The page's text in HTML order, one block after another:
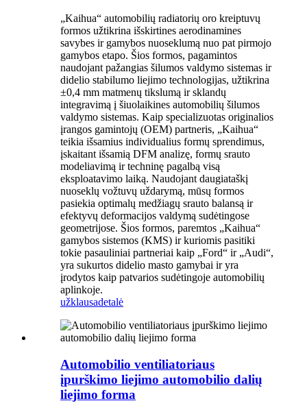
„Kaihua“ automobilių radiatorių oro kreiptuvų
formos užtikrina išskirtines aerodinamines
savybes ir gamybos nuoseklumą nuo pat pirmojo
gamybos etapo. Šios formos, pagamintos
naudojant pažangias šilumos valdymo sistemas ir
didelio stabilumo liejimo technologijas, užtikrina
±0,4 mm matmenų tikslumą ir sklandų
integravimą į šiuolaikines automobilių šilumos
valdymo sistemas. Kaip specializuotas originalios
įrangos gamintojų (OEM) partneris, „Kaihua“
teikia išsamius individualius formų sprendimus,
įskaitant išsamią DFM analizę, formų srauto
modeliavimą ir techninę pagalbą visą
eksploatavimo laiką. Naudojant daugiataškį
nuoseklų vožtuvų uždarymą, mūsų formos
pasiekia optimalų medžiagų srauto balansą ir
efektyvų deformacijos valdymą sudėtingose ​​
geometrijose. Šios formos, paremtos „Kaihua“
gamybos sistemos (KMS) ir kuriomis pasitiki
tokie pasauliniai partneriai kaip „Ford“ ir „Audi“,
yra sukurtos didelio masto gamybai ir yra
įrodytos kaip patvarios sudėtingoje automobilių
aplinkoje.
užklausadetalė
Automobilio ventiliatoriaus
įpurškimo liejimo automobilio dalių
liejimo forma